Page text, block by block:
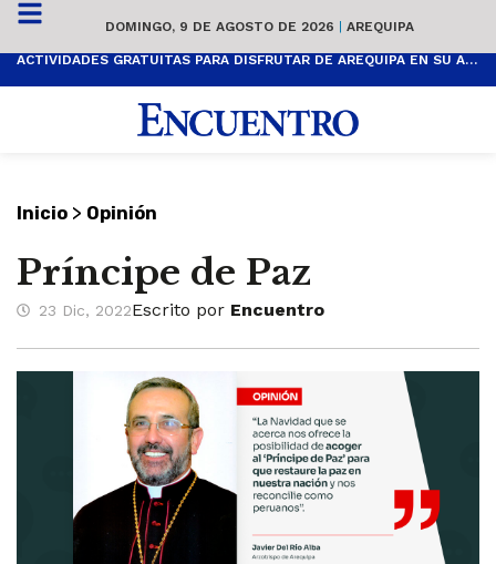
DOMINGO, 9 DE AGOSTO DE 2026 | AREQUIPA
ACTIVIDADES GRATUITAS PARA DISFRUTAR DE AREQUIPA EN SU ANIVERSARIO
Inicio > Opinión
Príncipe de Paz
23 Dic, 2022Escrito por Encuentro